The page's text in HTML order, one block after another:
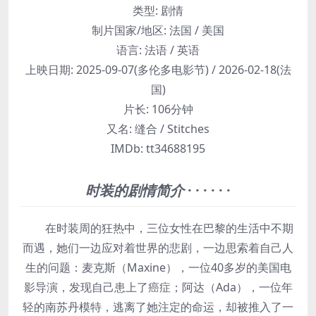
类型: 剧情
制片国家/地区: 法国 / 美国
语言: 法语 / 英语
上映日期: 2025-09-07(多伦多电影节) / 2026-02-18(法
国)
片长: 106分钟
又名: 缝合 / Stitches
IMDb: tt34688195
时装的剧情简介· · · · · ·
在时装周的狂热中，三位女性在巴黎的生活中不期
而遇，她们一边应对着世界的悲剧，一边思索着自己人
生的问题：麦克斯（Maxine），一位40多岁的美国电
影导演，发现自己患上了癌症；阿达（Ada），一位年
轻的南苏丹模特，逃离了她注定的命运，却被推入了一